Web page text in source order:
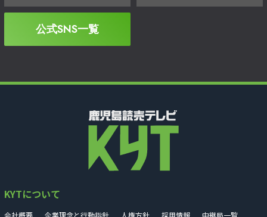
公式SNS一覧
KYTについて